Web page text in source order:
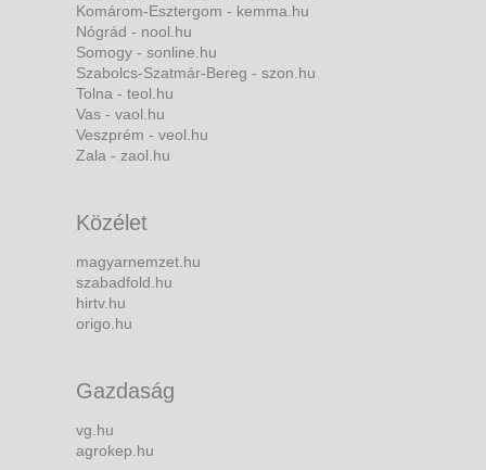
Komárom-Esztergom - kemma.hu
Nógrád - nool.hu
Somogy - sonline.hu
Szabolcs-Szatmár-Bereg - szon.hu
Tolna - teol.hu
Vas - vaol.hu
Veszprém - veol.hu
Zala - zaol.hu
Közélet
magyarnemzet.hu
szabadfold.hu
hirtv.hu
origo.hu
Gazdaság
vg.hu
agrokep.hu